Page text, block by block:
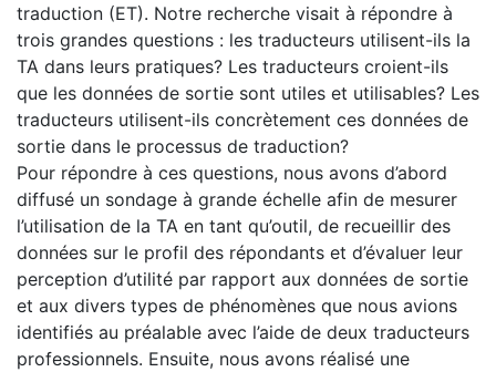
traduction (ET). Notre recherche visait à répondre à
trois grandes questions : les traducteurs utilisent-ils la
TA dans leurs pratiques? Les traducteurs croient-ils
que les données de sortie sont utiles et utilisables? Les
traducteurs utilisent-ils concrètement ces données de
sortie dans le processus de traduction?
Pour répondre à ces questions, nous avons d’abord
diffusé un sondage à grande échelle afin de mesurer
l’utilisation de la TA en tant qu’outil, de recueillir des
données sur le profil des répondants et d’évaluer leur
perception d’utilité par rapport aux données de sortie
et aux divers types de phénomènes que nous avions
identifiés au préalable avec l’aide de deux traducteurs
professionnels. Ensuite, nous avons réalisé une